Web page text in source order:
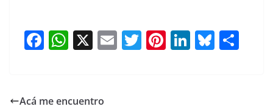
F
e
W
s
X E T Pi Li Bl
Acá me encuentro